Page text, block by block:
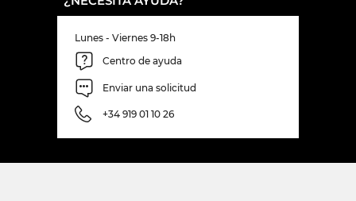
Lunes - Viernes 9-18h
Centro de ayuda
Enviar una solicitud
+34 919 01 10 26